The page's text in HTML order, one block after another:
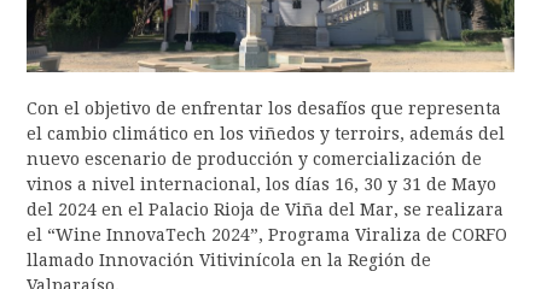
Con el objetivo de enfrentar los desafíos que representa
el cambio climático en los viñedos y terroirs, además del
nuevo escenario de producción y comercialización de
vinos a nivel internacional, los días 16, 30 y 31 de Mayo
del 2024 en el Palacio Rioja de Viña del Mar, se realizara
el “Wine InnovaTech 2024”, Programa Viraliza de CORFO
llamado Innovación Vitivinícola en la Región de